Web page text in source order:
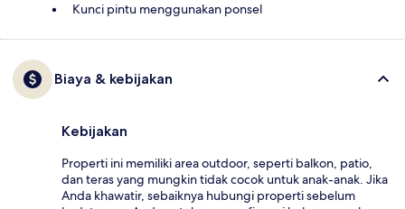
Kunci pintu menggunakan ponsel
Biaya & kebijakan
Kebijakan
Properti ini memiliki area outdoor, seperti balkon, patio,
dan teras yang mungkin tidak cocok untuk anak-anak. Jika
Anda khawatir, sebaiknya hubungi properti sebelum